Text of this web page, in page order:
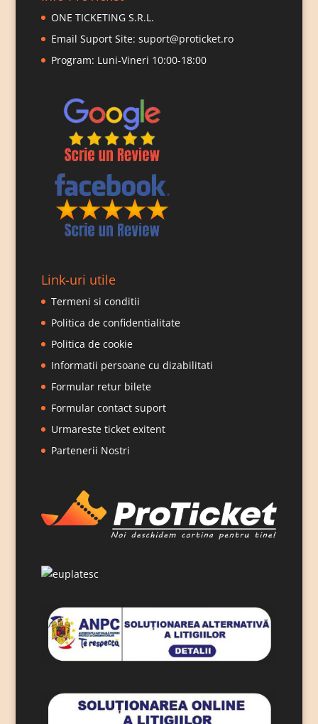
ONE TICKETING S.R.L.
Email Suport Site: suport@proticket.ro
Program: Luni-Vineri 10:00-18:00
Link-uri utile
Termeni si conditii
Politica de confidentialitate
Politica de cookie
Informatii persoane cu dizabilitati
Formular retur bilete
Formular contact suport
Urmareste ticket exitent
Partenerii Nostri